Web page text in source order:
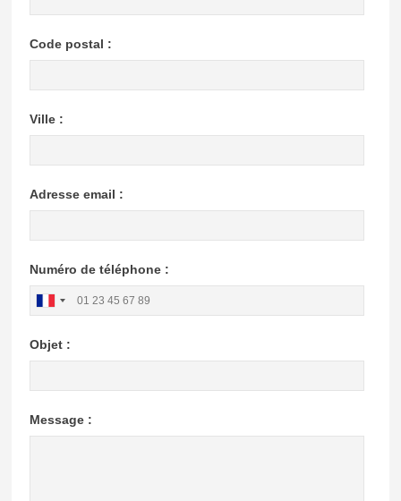
Code postal :
Ville :
Adresse email :
Numéro de téléphone :
Objet :
Message :